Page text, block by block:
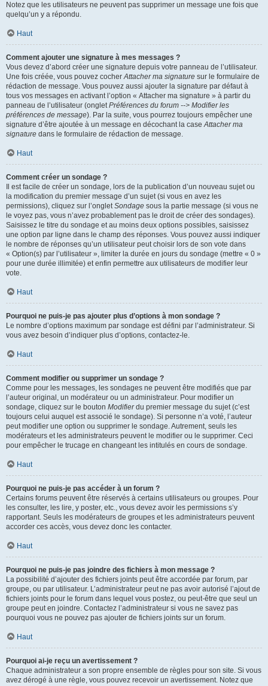
Notez que les utilisateurs ne peuvent pas supprimer un message une fois que
quelqu’un y a répondu.
Haut
Comment ajouter une signature à mes messages ?
Vous devez d’abord créer une signature depuis votre panneau de l’utilisateur.
Une fois créée, vous pouvez cocherAttacher ma signature sur le formulaire de
rédaction de message. Vous pouvez aussi ajouter la signature par défaut à
tous vos messages en activant l’option « Attacher ma signature » à partir du
panneau de l’utilisateur (ongletPréférences du forum --> Modifier les
préférences de message). Par la suite, vous pourrez toujours empêcher une
signature d’être ajoutée à un message en décochant la caseAttacher ma
signature dans le formulaire de rédaction de message.
Haut
Comment créer un sondage ?
Il est facile de créer un sondage, lors de la publication d’un nouveau sujet ou
la modification du premier message d’un sujet (si vous en avez les
permissions), cliquez sur l’ongletSondage sous la partie message (si vous ne
le voyez pas, vous n’avez probablement pas le droit de créer des sondages).
Saisissez le titre du sondage et au moins deux options possibles, saisissez
une option par ligne dans le champ des réponses. Vous pouvez aussi indiquer
le nombre de réponses qu’un utilisateur peut choisir lors de son vote dans
« Option(s) par l’utilisateur », limiter la durée en jours du sondage (mettre « 0 »
pour une durée illimitée) et enfin permettre aux utilisateurs de modifier leur
vote.
Haut
Pourquoi ne puis-je pas ajouter plus d’options à mon sondage ?
Le nombre d’options maximum par sondage est défini par l’administrateur. Si
vous avez besoin d’indiquer plus d’options, contactez-le.
Haut
Comment modifier ou supprimer un sondage ?
Comme pour les messages, les sondages ne peuvent être modifiés que par
l’auteur original, un modérateur ou un administrateur. Pour modifier un
sondage, cliquez sur le bouton Modifierdu premier message du sujet (c’est
toujours celui auquel est associé le sondage). Si personne n’a voté, l’auteur
peut modifier une option ou supprimer le sondage. Autrement, seuls les
modérateurs et les administrateurs peuvent le modifier ou le supprimer. Ceci
pour empêcher le trucage en changeant les intitulés en cours de sondage.
Haut
Pourquoi ne puis-je pas accéder à un forum ?
Certains forums peuvent être réservés à certains utilisateurs ou groupes. Pour
les consulter, les lire, y poster, etc., vous devez avoir les permissions s’y
rapportant. Seuls les modérateurs de groupes et les administrateurs peuvent
accorder ces accès, vous devez donc les contacter.
Haut
Pourquoi ne puis-je pas joindre des fichiers à mon message ?
La possibilité d’ajouter des fichiers joints peut être accordée par forum, par
groupe, ou par utilisateur. L’administrateur peut ne pas avoir autorisé l’ajout de
fichiers joints pour le forum dans lequel vous postez, ou peut-être que seul un
groupe peut en joindre. Contactez l’administrateur si vous ne savez pas
pourquoi vous ne pouvez pas ajouter de fichiers joints sur un forum.
Haut
Pourquoi ai-je reçu un avertissement ?
Chaque administrateur a son propre ensemble de règles pour son site. Si vous
avez dérogé à une règle, vous pouvez recevoir un avertissement. Notez que